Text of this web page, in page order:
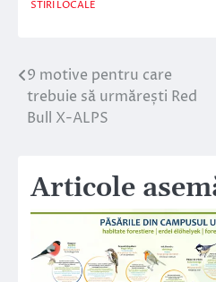
STIRI LOCALE
Navigare
în
9 motive pentru care
trebuie să urmărești Red
Bull X-ALPS
Articole